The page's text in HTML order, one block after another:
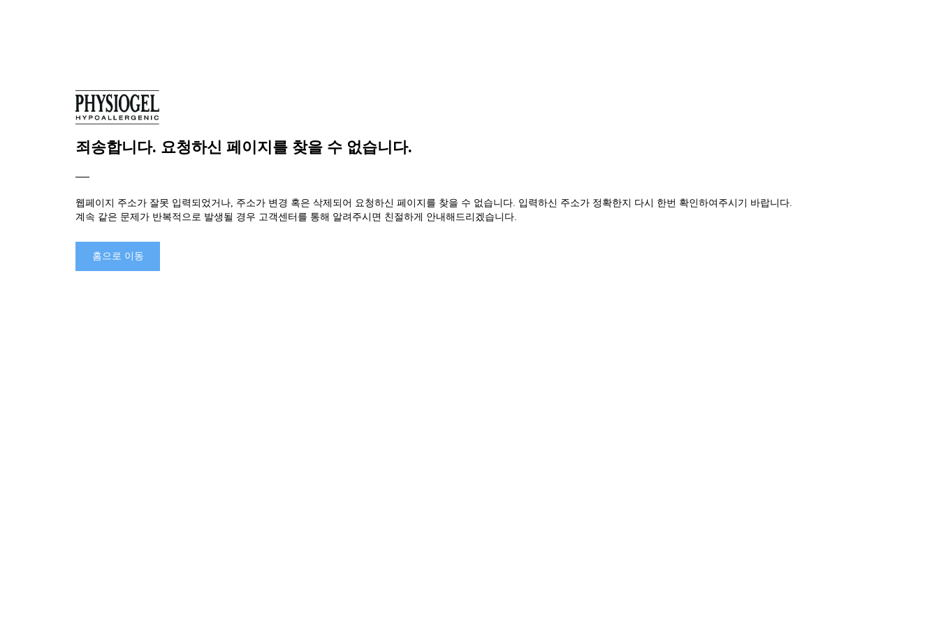
죄송합니다. 요청하신 페이지를 찾을 수 없습니다.
웹페이지 주소가 잘못 입력되었거나, 주소가 변경 혹은 삭제되어 요청하신 페이지를 찾을 수 없습니다. 입력하신 주소가 정확한지 다시 한번 확인하여주시기 바랍니다.
계속 같은 문제가 반복적으로 발생될 경우 고객센터를 통해 알려주시면 친절하게 안내해드리겠습니다.
홈으로 이동